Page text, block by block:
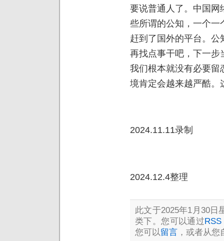
要说普通人了。中国网
些所谓的公知，一个一
赶到了国外的平台。
再找点事干吧，下一步
我们根本就没有必要留
境肯定会越来越严酷。
2024.11.11录制
2024.12.4整理
此文于2025年1月30日
类下。您可以通过RSS
您可以留言 ，或者从